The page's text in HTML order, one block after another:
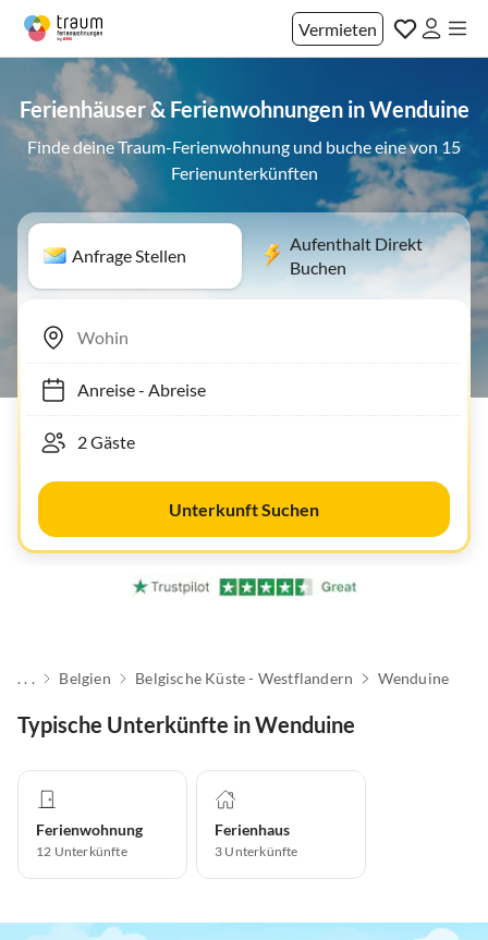
Vermieten
Ferienhäuser & Ferienwohnungen in Wenduine
Finde deine Traum-Ferienwohnung und buche eine von 15
Ferienunterkünften
Anfrage Stellen
Aufenthalt Direkt
Buchen
Anreise- Abreise
Unterkunft Suchen
. . . Belgien Belgische Küste - Westflandern Wenduine
Typische Unterkünfte in Wenduine
Ferienwohnung
12 Unterkünfte
Ferienhaus
3 Unterkünfte